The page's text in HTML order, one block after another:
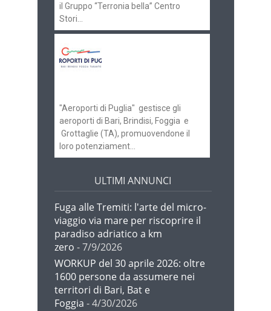
il Gruppo “Terronia bella” Centro
Stori...
"Aeroporti di Puglia" gestisce gli
aeroporti di Bari, Brindisi, Foggia e
Grottaglie (TA), promuovendone il
loro potenziament...
ULTIMI ANNUNCI
Fuga alle Tremiti: l'arte del micro-
viaggio via mare per riscoprire il
paradiso adriatico a km
zero - 7/9/2026
WORKUP del 30 aprile 2026: oltre
1600 persone da assumere nei
territori di Bari, Bat e
Foggia - 4/30/2026